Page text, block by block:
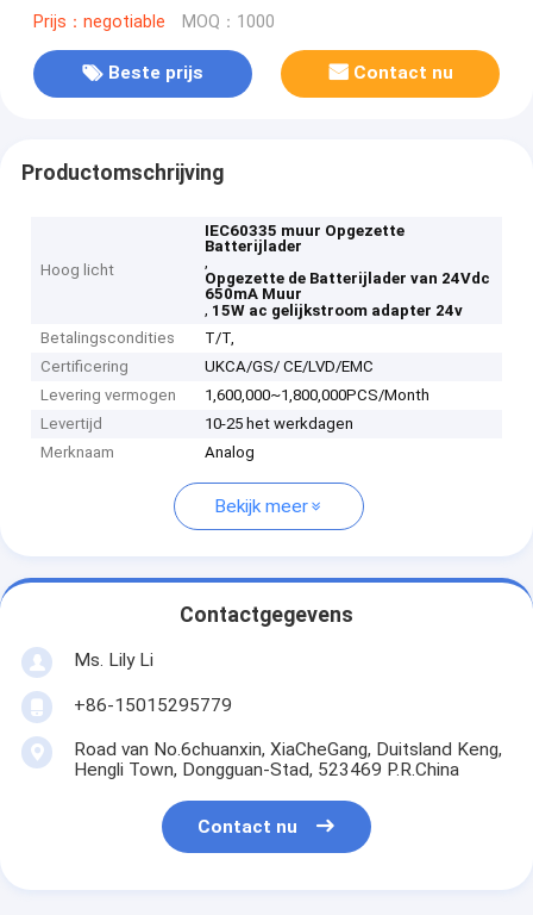
Prijs：negotiable MOQ：1000
Beste prijs Contact nu
Productomschrijving
Hoog licht
IEC60335 muur Opgezette
Batterijlader
,
Opgezette de Batterijlader van 24Vdc
650mA Muur
, 15W ac gelijkstroom adapter 24v
Betalingscondities
T/T,
Certificering
UKCA/GS/ CE/LVD/EMC
Levering vermogen
1,600,000~1,800,000PCS/Month
Levertijd
10-25 het werkdagen
Merknaam
Analog
Bekijk meer
Contactgegevens
Ms. Lily Li
+86-15015295779
Road van No.6chuanxin, XiaCheGang, Duitsland Keng,
Hengli Town, Dongguan-Stad, 523469 P.R.China
Contact nu